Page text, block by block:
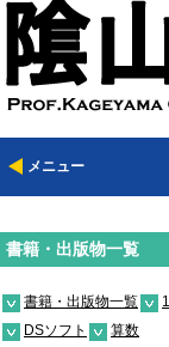
メニュー
書籍・出版物一覧
書籍・出版物一覧
DSソフト
算数